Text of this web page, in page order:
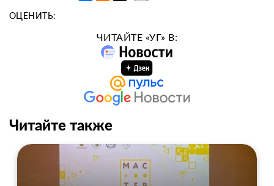
ОЦЕНИТЬ:
ЧИТАЙТЕ «УГ» В:
Читайте также